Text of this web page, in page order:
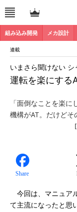
組み込み開発 メカ設計
連載
運転を楽にする
いまさら聞けない シ
「面倒なことを楽
機構がAT。だけどそ
[
Share
今回は、マニュア
て主流になったと思